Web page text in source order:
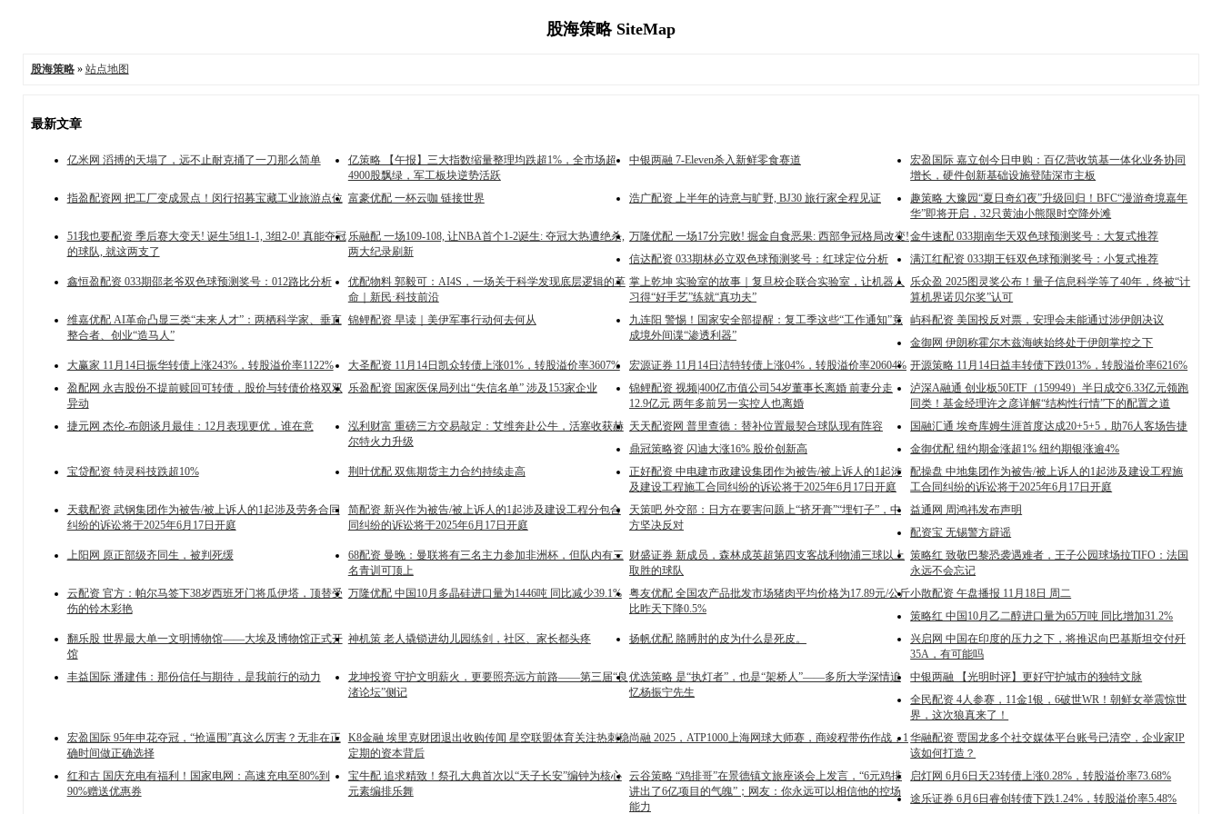
股海策略 SiteMap
股海策略» 站点地图
最新文章
亿米网 滔搏的天塌了，远不止耐克捅了一刀那么简单
亿策略 【午报】三大指数缩量整理均跌超1%，全市场超
4900股飘绿，军工板块逆势活跃
中银两融 7-Eleven杀入新鲜零食赛道
宏盈国际 嘉立创今日申购：百亿营收筑基一体化业务协同
增长，硬件创新基础设施登陆深市主板
指盈配资网 把工厂变成景点！闵行招募宝藏工业旅游点位 富豪优配 一杯云咖 链接世界 浩广配资 上半年的诗意与旷野, BJ30 旅行家全程见证
趣策略 大豫园“夏日奇幻夜”升级回归！BFC“漫游奇境嘉年
华”即将开启，32只黄油小熊限时空降外滩
51我也要配资 季后赛大变天! 诞生5组1-1, 3组2-0! 真能夺冠
的球队, 就这两支了
乐融配 一场109-108, 让NBA首个1-2诞生: 夺冠大热遭绝杀,
两大纪录刷新
万隆优配 一场17分完败! 掘金自食恶果: 西部争冠格局改变!金牛速配 033期南华天双色球预测奖号：大复式推荐
信达配资 033期林必立双色球预测奖号：红球定位分析
满江红配资 033期王钰双色球预测奖号：小复式推荐
鑫恒盈配资 033期邵老爷双色球预测奖号：012路比分析
优配物料 郭毅可：AI4S，一场关于科学发现底层逻辑的革
命｜新民·科技前沿
掌上乾坤 实验室的故事｜复旦校企联合实验室，让机器人
习得“好手艺”练就“真功夫”
乐众盈 2025图灵奖公布！量子信息科学等了40年，终被“计
算机界诺贝尔奖”认可
维嘉优配 AI革命凸显三类“未来人才”：两栖科学家、垂直
整合者、创业“造马人”
锦鲤配资 早读｜美伊军事行动何去何从
九连阳 警惕！国家安全部提醒：复工季这些“工作通知”竟
成境外间谍“渗透利器”
屿科配资 美国投反对票，安理会未能通过涉伊朗决议
金御网 伊朗称霍尔木兹海峡始终处于伊朗掌控之下
大赢家 11月14日振华转债上涨243%，转股溢价率1122%
大圣配资 11月14日凯众转债上涨01%，转股溢价率3607% 宏源证券 11月14日洁特转债上涨04%，转股溢价率20604% 开源策略 11月14日益丰转债下跌013%，转股溢价率6216%
盈配网 永吉股份不提前赎回可转债，股价与转债价格双双
异动
乐盈配资 国家医保局列出“失信名单” 涉及153家企业
锦鲤配资 视频|400亿市值公司54岁董事长离婚 前妻分走
12.9亿元 两年多前另一实控人也离婚
泸深A融通 创业板50ETF（159949）半日成交6.33亿元领跑
同类！基金经理许之彦详解“结构性行情”下的配置之道
捷元网 杰伦-布朗谈月最佳：12月表现更优，谁在意
泓利财富 重磅三方交易敲定：艾维奔赴公牛，活塞收获赫
尔特火力升级
天天配资网 普里查德：替补位置最契合球队现有阵容
国融汇通 埃奇库姆生涯首度达成20+5+5，助76人客场告捷
鼎冠策略资 闪迪大涨16% 股价创新高
金御优配 纽约期金涨超1% 纽约期银涨逾4%
宝贷配资 特灵科技跌超10%
荆叶优配 双焦期货主力合约持续走高
正好配资 中电建市政建设集团作为被告/被上诉人的1起涉
及建设工程施工合同纠纷的诉讼将于2025年6月17日开庭
配操盘 中地集团作为被告/被上诉人的1起涉及建设工程施
工合同纠纷的诉讼将于2025年6月17日开庭
天载配资 武钢集团作为被告/被上诉人的1起涉及劳务合同
纠纷的诉讼将于2025年6月17日开庭
简配资 新兴作为被告/被上诉人的1起涉及建设工程分包合
同纠纷的诉讼将于2025年6月17日开庭
天策吧 外交部：日方在要害问题上“挤牙膏”“埋钉子”，中
方坚决反对
益通网 周鸿祎发布声明
配资宝 无锡警方辟谣
上阳网 原正部级齐同生，被判死缓
68配资 曼晚：曼联将有三名主力参加非洲杯，但队内有三
名青训可顶上
财盛证券 新成员，森林成英超第四支客战利物浦三球以上
取胜的球队
策略红 致敬巴黎恐袭遇难者，王子公园球场拉TIFO：法国
永远不会忘记
云配资 官方：帕尔马签下38岁西班牙门将瓜伊塔，顶替受
伤的铃木彩艳
万隆优配 中国10月多晶硅进口量为1446吨 同比减少39.1% 粤友优配 全国农产品批发市场猪肉平均价格为17.89元/公斤
比昨天下降0.5%
小散配资 午盘播报 11月18日 周二
策略红 中国10月乙二醇进口量为65万吨 同比增加31.2%
翻乐股 世界最大单一文明博物馆——大埃及博物馆正式开
馆
神机策 老人撬锁进幼儿园练剑，社区、家长都头疼 扬帆优配 胳膊肘的皮为什么是死皮。
兴启网 中国在印度的压力之下，将推迟向巴基斯坦交付歼
35A，有可能吗
丰益国际 潘建伟：那份信任与期待，是我前行的动力
龙坤投资 守护文明薪火，更要照亮远方前路——第三届“良
渚论坛”侧记
优选策略 是“执灯者”，也是“架桥人”——多所大学深情追
忆杨振宁先生
中银两融 【光明时评】更好守护城市的独特文脉
全民配资 4人参赛，11金1银，6破世WR！朝鲜女举震惊世
界，这次狼真来了！
宏盈国际 95年申花夺冠，“抢逼围”真这么厉害？无非在正
确时间做正确选择
K8金融 埃里克财团退出收购传闻 星空联盟体育关注热刺稳
定期的资本背后
尚融 2025，ATP1000上海网球大师赛，商竣程带伤作战，1 华融配资 贾国龙多个社交媒体平台账号已清空，企业家IP
该如何打造？
红和古 国庆充电有福利！国家电网：高速充电至80%到
90%赠送优惠券
宝牛配 追求精致！祭孔大典首次以“天子长安”编钟为核心
元素编排乐舞
云谷策略 “鸡排哥”在景德镇文旅座谈会上发言，“6元鸡排
讲出了6亿项目的气魄”；网友：你永远可以相信他的控场
能力
启灯网 6月6日天23转债上涨0.28%，转股溢价率73.68%
途乐证券 6月6日睿创转债下跌1.24%，转股溢价率5.48%